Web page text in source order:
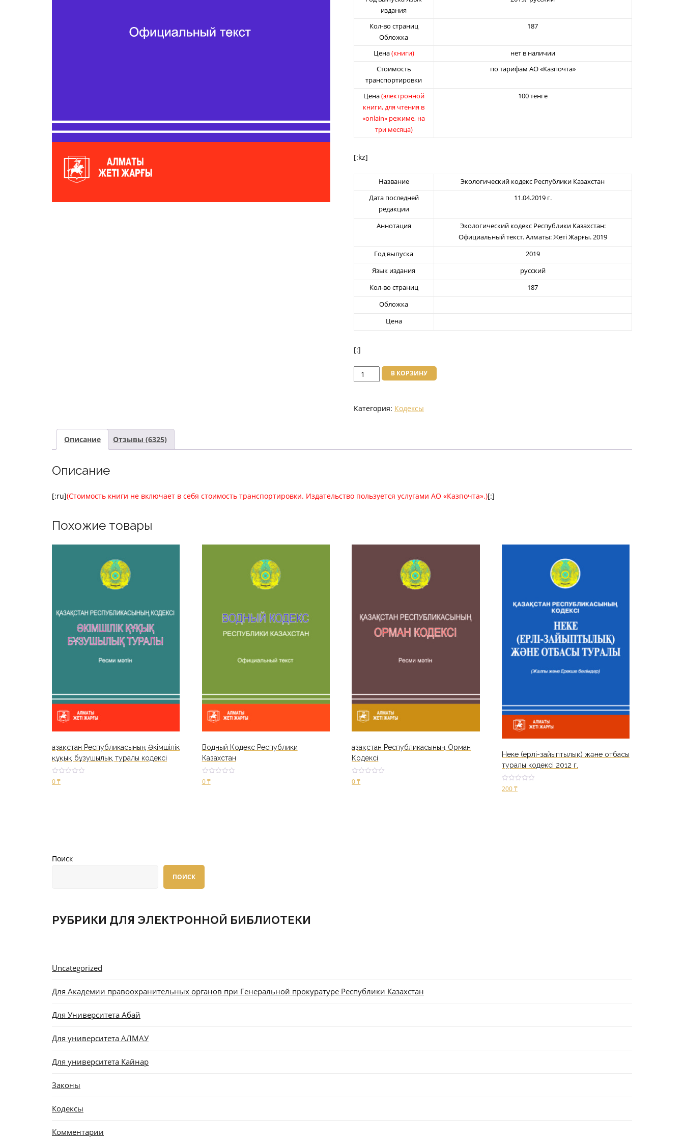
издания
Кол-во страниц
Обложка
187
Цена(книги)
нет в наличии
Стоимость
транспортировки
по тарифам АО «Казпочта»
Цена(электронной
книги, для чтения в
«onlain» режиме, на
три месяца)
100 тенге
[:kz]
Название
Экологический кодекс Республики Казахстан
Дата последней
редакции
11.04.2019 г.
Аннотация
Экологический кодекс Республики Казахстан:
Официальный текст. Алматы: Жеті Жарғы. 2019
Год выпуска
2019
Язык издания
русский
Кол-во страниц
187
Обложка
Цена
[:]
Количество
товара
Кодекс
В КОРЗИНУ
Категория: Кодексы
Описание Отзывы (6325)
Описание
[:ru](Стоимость книги не включает в себя стоимость транспортировки. Издательство пользуется услугами АО «Казпочта».)[:]
Похожие товары
Қазақстан Республикасының Әкімшілік
құқық бұзушылық туралы кодексі
Оценк
а
0₸
Водный Кодекс Республики
Казахстан
Оценк
а
0₸
Қазақстан Республикасының Орман
Кодексі
Оценк
а
0₸
Неке (ерлі-зайыптылық) және отбасы
туралы кодексі 2012 г.
Оценка
2.88
200₸
Поиск
ПОИСК
РУБРИКИ ДЛЯ ЭЛЕКТРОННОЙ БИБЛИОТЕКИ
Uncategorized
Для Академии правоохранительных органов при Генеральной прокуратуре Республики Казахстан
Для Университета Абай
Для университета АЛМАУ
Для университета Кайнар
Законы
Кодексы
Комментарии